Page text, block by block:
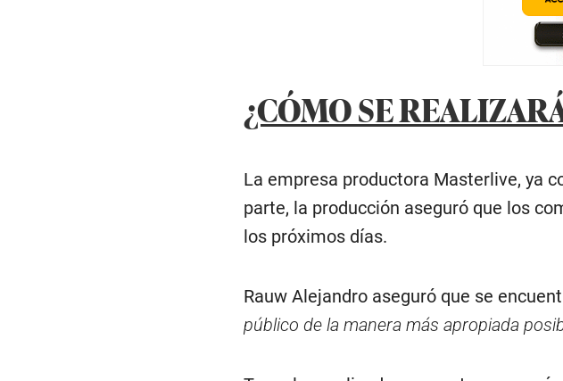
¿CÓMO SE
La empresa productora Masterlive, ya
parte, la producción aseguró que los
los próximos días.
Rauw Alejandro aseguró que se
público de la manera más apropiada